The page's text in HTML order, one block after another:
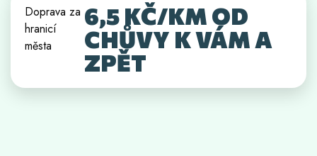
Doprava za
hranicí
města
6,5 KČ/KM OD
CHŮVY K VÁM A
ZPĚT